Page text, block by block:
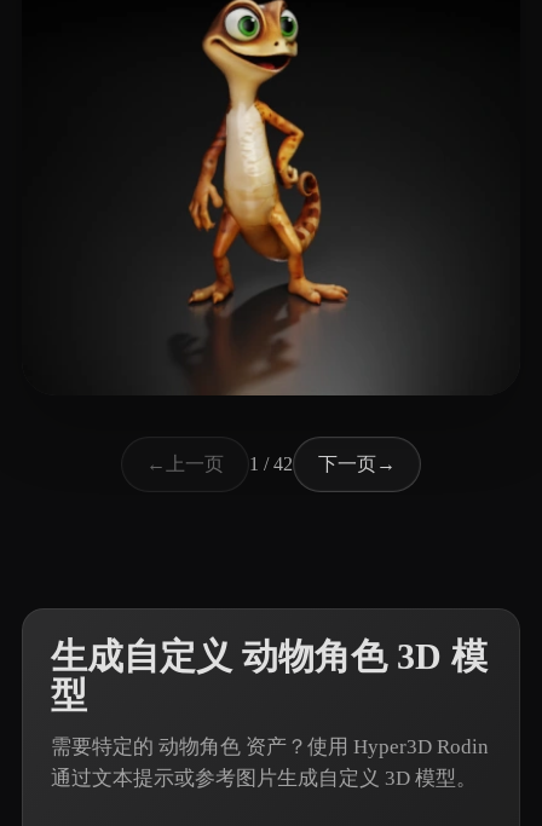
←
上一页 1 / 42 下一页→
生成自定义 动物角色 3D 模
型
需要特定的 动物角色 资产？使用 Hyper3D Rodin
通过文本提示或参考图片生成自定义 3D 模型。